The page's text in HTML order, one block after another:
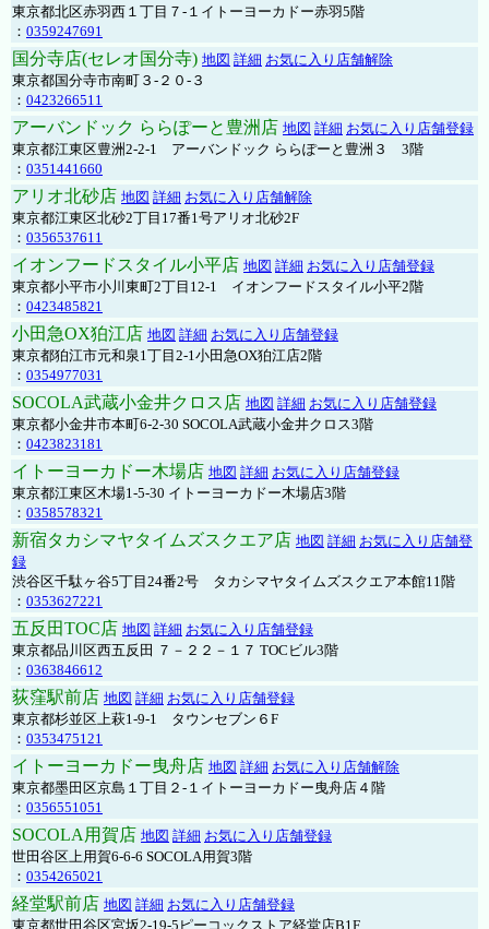
東京都北区赤羽西１丁目７-１イトーヨーカドー赤羽5階
： 0359247691
国分寺店(セレオ国分寺) 地図 詳細 お気に入り店舗解除
東京都国分寺市南町３-２０-３
： 0423266511
アーバンドック ららぽーと豊洲店 地図 詳細 お気に入り店舗登録
東京都江東区豊洲2-2-1 アーバンドック ららぽーと豊洲３ 3階
： 0351441660
アリオ北砂店 地図 詳細 お気に入り店舗解除
東京都江東区北砂2丁目17番1号アリオ北砂2F
： 0356537611
イオンフードスタイル小平店 地図 詳細 お気に入り店舗登録
東京都小平市小川東町2丁目12-1 イオンフードスタイル小平2階
： 0423485821
小田急OX狛江店 地図 詳細 お気に入り店舗登録
東京都狛江市元和泉1丁目2-1小田急OX狛江店2階
： 0354977031
SOCOLA武蔵小金井クロス店 地図 詳細 お気に入り店舗登録
東京都小金井市本町6-2-30 SOCOLA武蔵小金井クロス3階
： 0423823181
イトーヨーカドー木場店 地図 詳細 お気に入り店舗登録
東京都江東区木場1-5-30 イトーヨーカドー木場店3階
： 0358578321
新宿タカシマヤタイムズスクエア店 地図 詳細 お気に入り店舗登
録
渋谷区千駄ヶ谷5丁目24番2号 タカシマヤタイムズスクエア本館11階
： 0353627221
五反田TOC店 地図 詳細 お気に入り店舗登録
東京都品川区西五反田 ７－２２－１７ TOCビル3階
： 0363846612
荻窪駅前店 地図 詳細 お気に入り店舗登録
東京都杉並区上萩1-9-1 タウンセブン６F
： 0353475121
イトーヨーカドー曳舟店 地図 詳細 お気に入り店舗解除
東京都墨田区京島１丁目２-１イトーヨーカドー曳舟店４階
： 0356551051
SOCOLA用賀店 地図 詳細 お気に入り店舗登録
世田谷区上用賀6-6-6 SOCOLA用賀3階
： 0354265021
経堂駅前店 地図 詳細 お気に入り店舗登録
東京都世田谷区宮坂2-19-5ピーコックストア経堂店B1F